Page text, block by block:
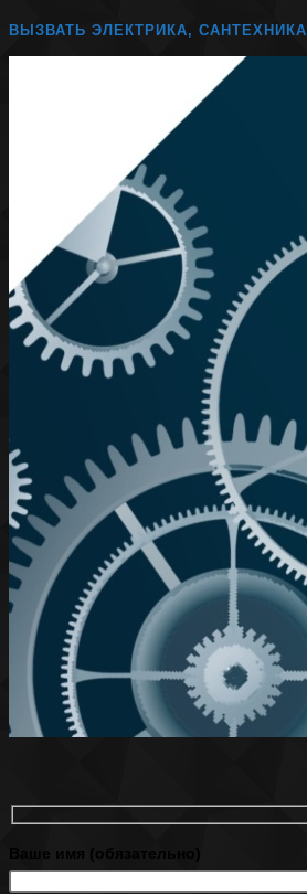
ВЫЗВАТЬ ЭЛЕКТРИКА, САНТЕХНИКА
Ваше имя (обязательно)